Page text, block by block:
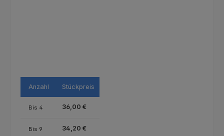
Anzahl Stückpreis
Bis 4 36,00 €
Bis 9 34,20 €